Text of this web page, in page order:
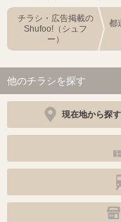
チラシ・広告掲載の
Shufoo!（シュフ
ー）
都
他のチラシを探す
現在地から探す